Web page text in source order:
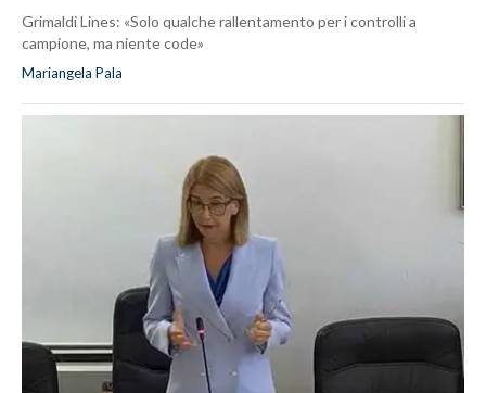
Grimaldi Lines: «Solo qualche rallentamento per i controlli a
campione, ma niente code»
Mariangela Pala